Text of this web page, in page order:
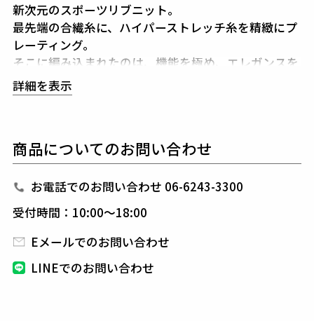
新次元のスポーツリブニット。
最先端の合繊糸に、ハイパーストレッチ糸を精緻にプ
レーティング。
そこに編み込まれたのは、機能を極め、エレガンスを
宿した超高級リブニット素材。
豊かな光沢、極上の肌触り、そして驚異のキックバッ
かに身体に寄り添いながら、どこまでも伸縮自在。
スポーツウェアの常識を塗り替えるラグジュアリーコ
レクション。
なぎ目を手作業で行い、芯地を入れず着用時の美しさ
を強調。
ットが特徴。
詳細を表示
商品についてのお問い合わせ
お電話でのお問い合わせ 06-6243-3300
受付時間：10:00～18:00
Eメールでのお問い合わせ
LINEでのお問い合わせ